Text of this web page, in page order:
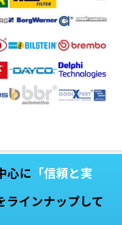
心に 「信頼と実
ラインナップして